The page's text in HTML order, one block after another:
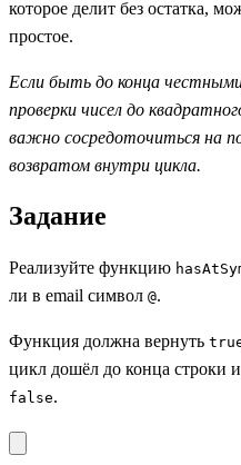
которое делит без остатка,
простое.
Если быть до конца
проверки чисел до
важно сосредоточиться на
возвратом внутри цикла.
Задание
Реализуйте функцию
ли в email символ @.
Функция должна вернуть
цикл дошёл до конца строки
false.